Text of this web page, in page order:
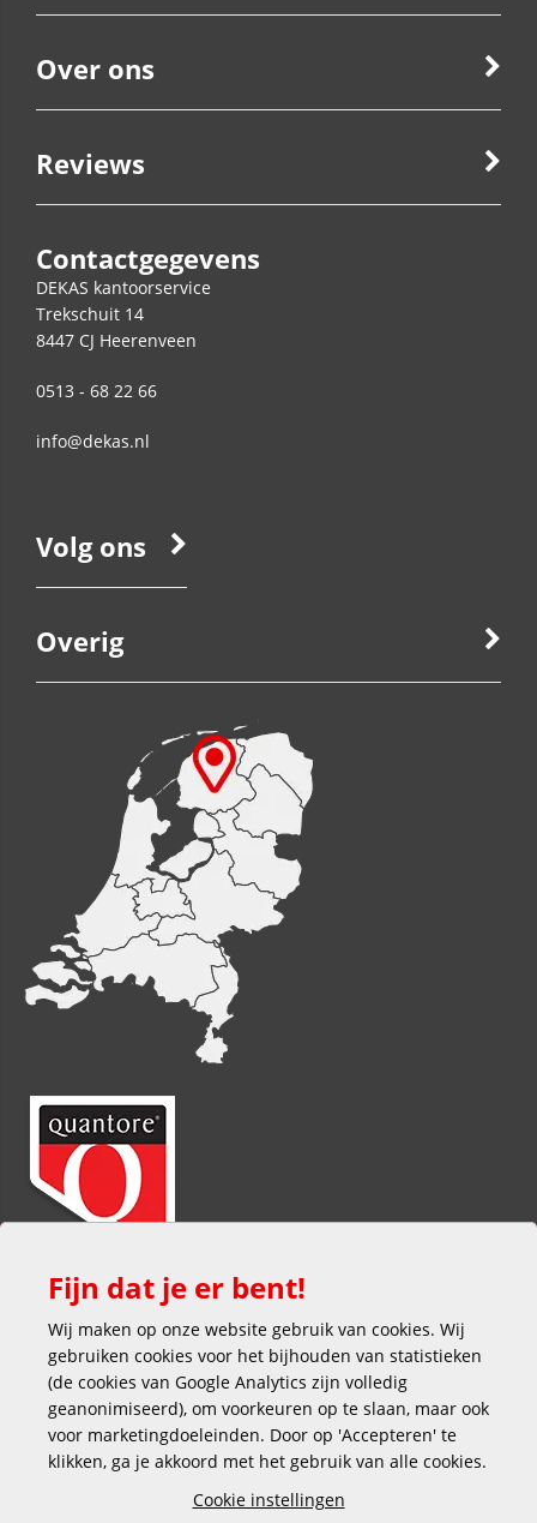
Over ons
Reviews
Contactgegevens
DEKAS kantoorservice
Trekschuit 14
8447 CJ Heerenveen
0513 - 68 22 66
info@dekas.nl
Volg ons
Overig
Veilig en gemakkelijk betalen
Fijn dat je er bent!
Wij maken op onze website gebruik van cookies. Wij
gebruiken cookies voor het bijhouden van statistieken
(de cookies van Google Analytics zijn volledig
geanonimiseerd), om voorkeuren op te slaan, maar ook
voor marketingdoeleinden. Door op 'Accepteren' te
klikken, ga je akkoord met het gebruik van alle cookies.
Cookie instellingen